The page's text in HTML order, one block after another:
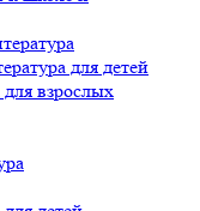
для детей
взрослых